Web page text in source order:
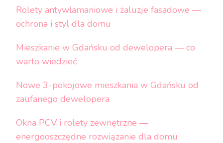
Rolety antywłamaniowe i żaluzje fasadowe —
ochrona i styl dla domu
Mieszkanie w Gdańsku od dewelopera — co
warto wiedzieć
Nowe 3-pokojowe mieszkania w Gdańsku od
zaufanego dewelopera
Okna PCV i rolety zewnętrzne —
energooszczędne rozwiązanie dla domu